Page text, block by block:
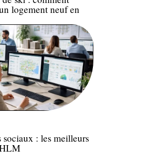
logement neuf en
: les meilleurs